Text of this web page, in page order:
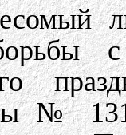
№